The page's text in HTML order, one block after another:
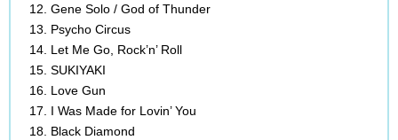
Gene Solo / God of Thunder
Psycho Circus
Let Me Go, Rock’n’ Roll
SUKIYAKI
Love Gun
I Was Made for Lovin’ You
Black Diamond